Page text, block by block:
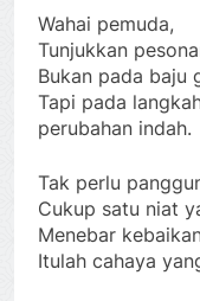
Wahai pemuda,
Tunjukkan
Bukan pada baju
Tapi pada
perubahan indah.
Tak perlu
Cukup satu niat
Menebar
Itulah cahaya